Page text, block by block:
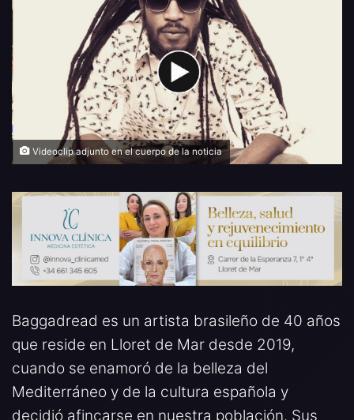
Videoclip adjunto en el cuerpo de la noticia
Baggadread es un artista brasileño de 40 años
que reside en Lloret de Mar desde 2019,
cuando se enamoró de la belleza del
Mediterráneo y de la cultura española y
decidió afincarse en nuestra población. Sus